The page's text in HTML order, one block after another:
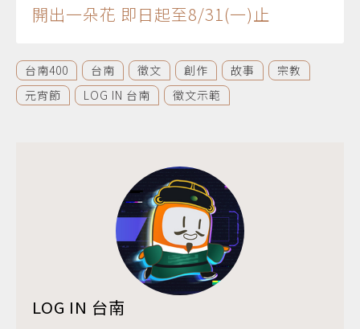
開出一朵花 即日起至8/31(一)止
台南400 台南 徵文 創作 故事
宗教
元宵節
LOG IN 台南 徵文示範
LOG IN 台南